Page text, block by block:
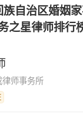
，上榜律师十大宁
临平台通过服务次数
实力活跃度高的执
择自己满意且合适案
族自治区婚姻
之星律师排行
律师事务所